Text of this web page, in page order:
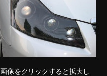
画像をクリックすると拡大し